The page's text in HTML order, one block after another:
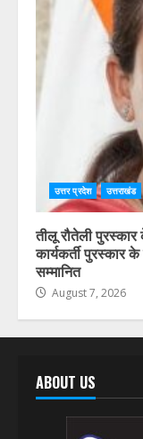
उत्तर प्रदेश उत्तराखंड
तीलू रौतेली
कार्यकर्ती पुरस्कार
सम्मानित
August 7, 2026
ABOUT US